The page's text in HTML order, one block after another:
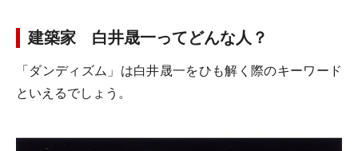
建築家 白井晟一ってどんな人？
「ダンディズム」は白井晟一をひも解く際のキーワード
といえるでしょう。